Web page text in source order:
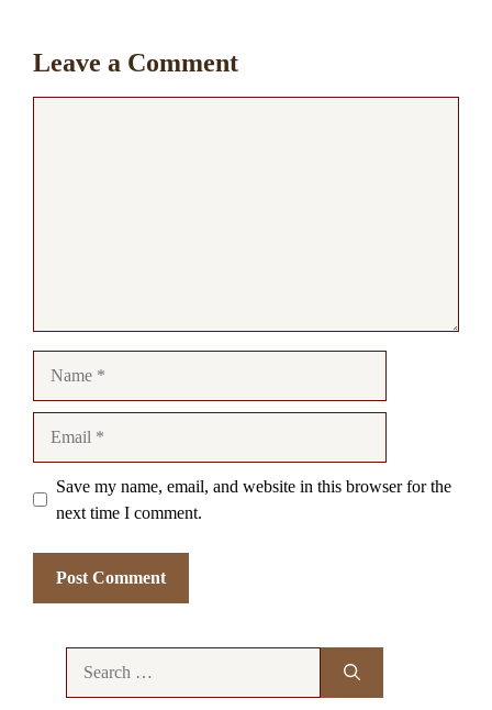
Leave a Comment
Save my name, email, and website in this browser for the
next time I comment.